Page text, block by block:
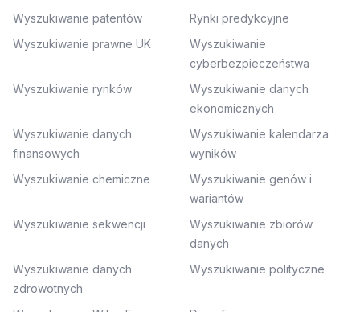
Wyszukiwanie patentów
Rynki predykcyjne
Wyszukiwanie prawne UK
Wyszukiwanie
cyberbezpieczeństwa
Wyszukiwanie rynków
Wyszukiwanie danych
ekonomicznych
Wyszukiwanie danych
finansowych
Wyszukiwanie kalendarza
wyników
Wyszukiwanie chemiczne
Wyszukiwanie genów i
wariantów
Wyszukiwanie sekwencji
Wyszukiwanie zbiorów
danych
Wyszukiwanie danych
zdrowotnych
Wyszukiwanie polityczne